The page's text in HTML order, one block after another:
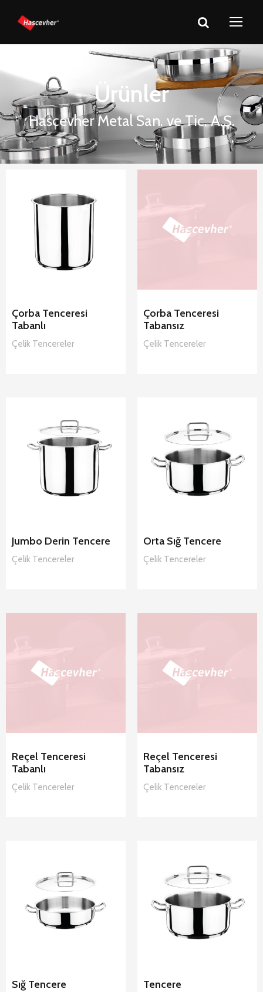
Ürünler
Hascevher Metal San. ve Tic. A.Ş.
Çorba
Tenceresi
Tabanlı Çelik
Tencereler
Çorba Tenceresi
Tabanlı
Çelik Tencereler
Tabansız
Çelik
Çorba Tenceresi
Tabansız
Çelik Tencereler
Hascevher
Jumbo Derin
Tencere Çelik
Tencereler
Jumbo Derin Tencere
Çelik Tencereler
Orta Sığ
Tencere Çelik
Tencereler
Orta Sığ Tencere
Çelik Tencereler
Tabanlı Çelik
Tencereler
Reçel Tenceresi
Tabanlı
Çelik Tencereler
Tabansız
Çelik
Reçel Tenceresi
Tabansız
Çelik Tencereler
Tencere Çelik
Tencereler
Sığ Tencere
Hascevher
Tencere Çelik
Tencereler
Tencere